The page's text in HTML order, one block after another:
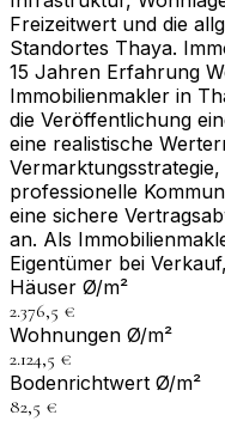
Freizeitwert und die
Standortes Thaya.
15 Jahren Erfahrung
Immobilienmakler in
die Veröffentlichung
eine realistische
professionelle
eine sichere
an. Als
Eigentümer bei
Häuser Ø/m²
2.376,5 €
Wohnungen Ø/m²
2.124,5 €
Bodenrichtwert Ø/m²
82,5 €